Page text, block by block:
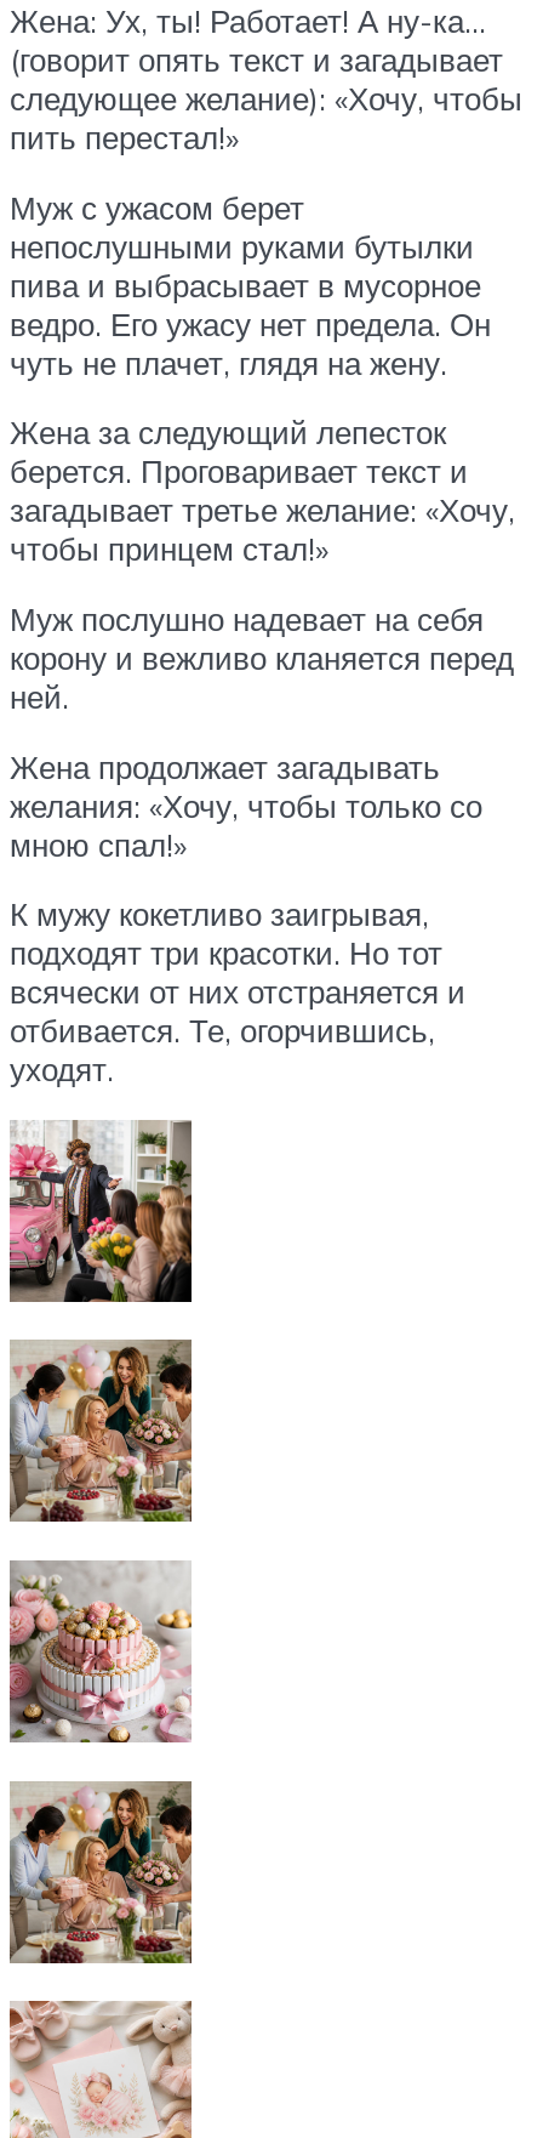
Жена: Ух, ты! Работает! А ну-ка…
(говорит опять текст и загадывает
следующее желание): «Хочу, чтобы
пить перестал!»
Муж с ужасом берет
непослушными руками бутылки
пива и выбрасывает в мусорное
ведро. Его ужасу нет предела. Он
чуть не плачет, глядя на жену.
Жена за следующий лепесток
берется. Проговаривает текст и
загадывает третье желание: «Хочу,
чтобы принцем стал!»
Муж послушно надевает на себя
корону и вежливо кланяется перед
ней.
Жена продолжает загадывать
желания: «Хочу, чтобы только со
мною спал!»
К мужу кокетливо заигрывая,
подходят три красотки. Но тот
всячески от них отстраняется и
отбивается. Те, огорчившись,
уходят.